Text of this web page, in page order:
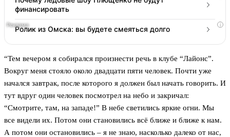
финансировать
i
Ролик из Омска: вы будете смеяться долго
“Тем вечером я собирался произнести речь в клубе “Лайонс”.
Вокруг меня стояло около двадцати пяти человек. Почти уже
начался завтрак, после которого я должен был начать говорить. И
тут вдруг один человек посмотрел на небо и закричал:
“Смотрите, там, на западе!” В небе светились яркие огни. Мы
все видели их. Потом они становились всё ближе и ближе к нам.
А потом они остановились – я не знаю, насколько далеко от нас,